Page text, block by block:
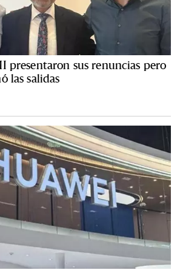
presentaron sus renuncias pero
las salidas